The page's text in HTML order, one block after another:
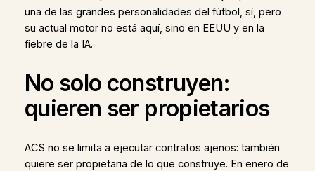
una de las grandes personalidades del fútbol, sí, pero
su actual motor no está aquí, sino en EEUU y en la
fiebre de la IA.
No solo construyen:
quieren ser propietarios
ACS no se limita a ejecutar contratos ajenos: también
quiere ser propietaria de lo que construye. En enero de